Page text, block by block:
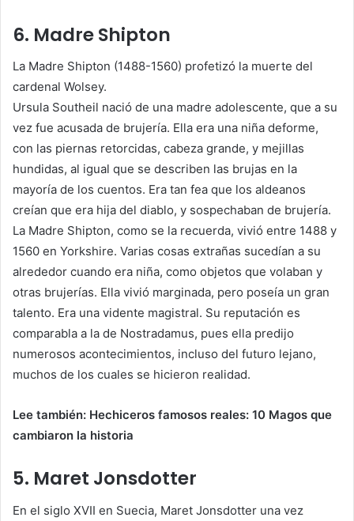
6. Madre Shipton
La Madre Shipton (1488-1560) profetizó la muerte del
cardenal Wolsey.
Ursula Southeil nació de una madre adolescente, que a su
vez fue acusada de brujería. Ella era una niña deforme,
con las piernas retorcidas, cabeza grande, y mejillas
hundidas, al igual que se describen las brujas en la
mayoría de los cuentos. Era tan fea que los aldeanos
creían que era hija del diablo, y sospechaban de brujería.
La Madre Shipton, como se la recuerda, vivió entre 1488 y
1560 en Yorkshire. Varias cosas extrañas sucedían a su
alrededor cuando era niña, como objetos que volaban y
otras brujerías. Ella vivió marginada, pero poseía un gran
talento. Era una vidente magistral. Su reputación es
comparabla a la de Nostradamus, pues ella predijo
numerosos acontecimientos, incluso del futuro lejano,
muchos de los cuales se hicieron realidad.
Lee también: Hechiceros famosos reales: 10 Magos que
cambiaron la historia
5. Maret Jonsdotter
En el siglo XVII en Suecia, Maret Jonsdotter una vez